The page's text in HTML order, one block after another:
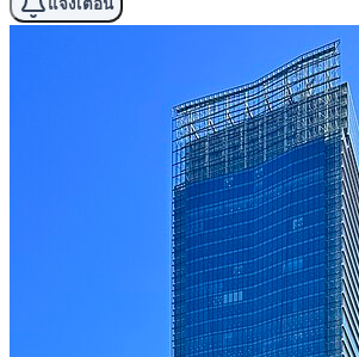
แจ้งเตือน